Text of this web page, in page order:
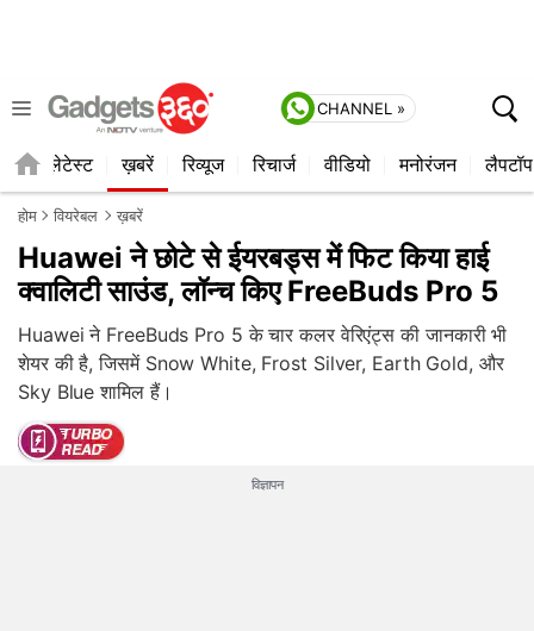
CHANNEL »
लेटेस्ट ख़बरें रिव्यूज रिचार्ज वीडियो मनोरंजन लैपटॉप
होम वियरेबल ख़बरें
Huawei ने छोटे से ईयरबड्स में फिट किया हाई
क्वालिटी साउंड, लॉन्च किए FreeBuds Pro 5
Huawei ने FreeBuds Pro 5 के चार कलर वेरिएंट्स की जानकारी भी
शेयर की है, जिसमें Snow White, Frost Silver, Earth Gold, और
Sky Blue शामिल हैं।
विज्ञापन